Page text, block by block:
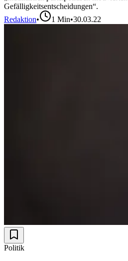
Gefälligkeitsentscheidungen“.
Redaktion• 1 Min•30.03.22
Politik